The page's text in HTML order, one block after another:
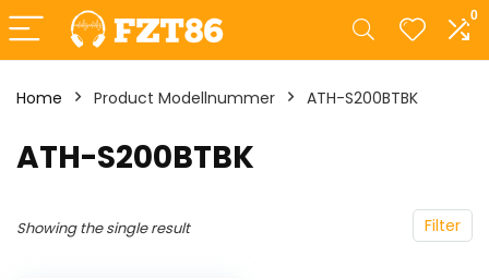
0
Home Product Modellnummer ‎ATH-S200BTBK
‎ATH-S200BTBK
Filter
Showing the single result